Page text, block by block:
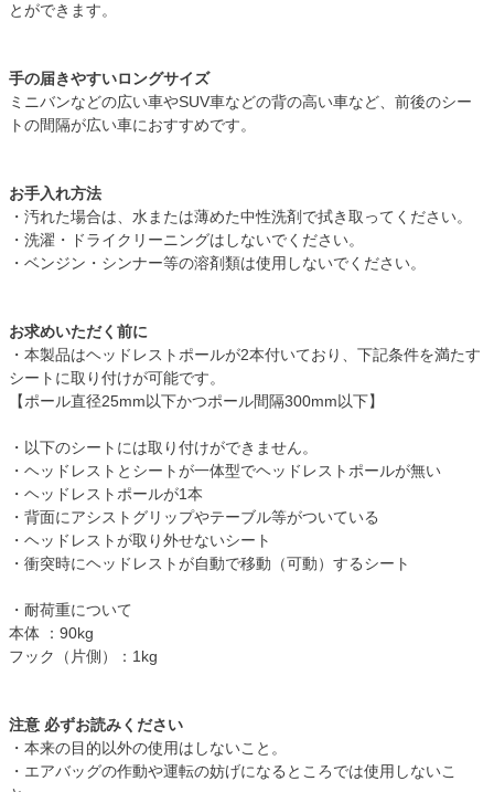
とができます。
手の届きやすいロングサイズ
ミニバンなどの広い車やSUV車などの背の高い車など、前後のシー
トの間隔が広い車におすすめです。
お手入れ方法
・汚れた場合は、水または薄めた中性洗剤で拭き取ってください。
・洗濯・ドライクリーニングはしないでください。
・ベンジン・シンナー等の溶剤類は使用しないでください。
お求めいただく前に
・本製品はヘッドレストポールが2本付いており、下記条件を満たす
シートに取り付けが可能です。
【ポール直径25mm以下かつポール間隔300mm以下】
・以下のシートには取り付けができません。
・ヘッドレストとシートが一体型でヘッドレストポールが無い
・ヘッドレストポールが1本
・背面にアシストグリップやテーブル等がついている
・ヘッドレストが取り外せないシート
・衝突時にヘッドレストが自動で移動（可動）するシート
・耐荷重について
本体 ：90kg
フック（片側）：1kg
注意 必ずお読みください
・本来の目的以外の使用はしないこと。
・エアバッグの作動や運転の妨げになるところでは使用しないこ